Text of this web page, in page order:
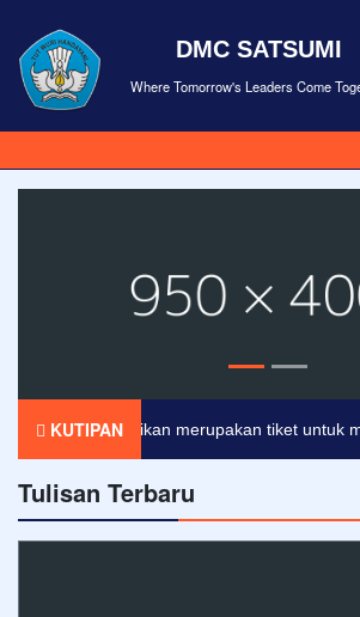
DMC SATSUMI
Where Tomorrow's Leaders Come
KUTIPAN
Pendidikan merupakan tiket untuk
Tulisan Terbaru